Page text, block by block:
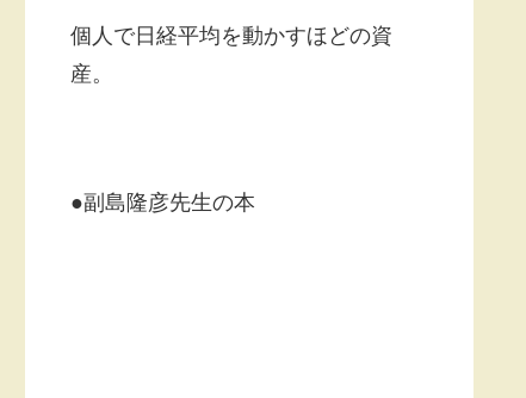
個人で日経平均を動かすほどの資
産。
●副島隆彦先生の本